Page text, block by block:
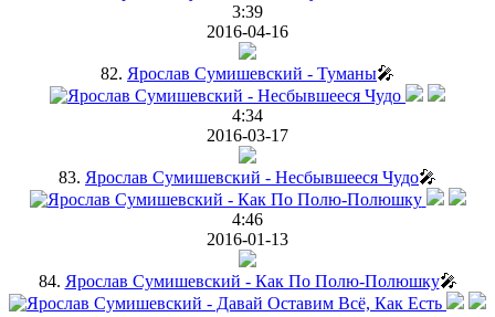
3:39
2016-04-16
82. Ярослав Сумишевский - Туманы🎤
4:34
2016-03-17
83. Ярослав Сумишевский - Несбывшееся Чудо🎤
4:46
2016-01-13
84. Ярослав Сумишевский - Как По Полю-Полюшку🎤